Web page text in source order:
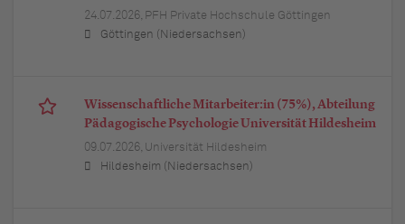
24.07.2026, PFH Private Hochschule Göttingen
Göttingen (Niedersachsen)
Wissenschaftliche Mitarbeiter:in (75%), Abteilung
Pädagogische Psychologie Universität Hildesheim
09.07.2026, Universität Hildesheim
Hildesheim (Niedersachsen)